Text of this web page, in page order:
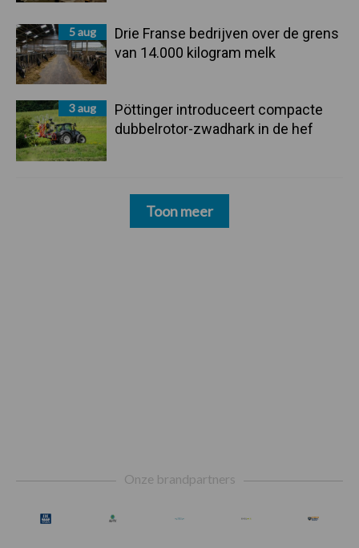
5 aug
Drie Franse bedrijven over de grens
van 14.000 kilogram melk
3 aug
Pöttinger introduceert compacte
dubbelrotor-zwadhark in de hef
Toon meer
Onze brandpartners